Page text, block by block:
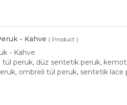
- Kahve ( Product )
- Kahve
peruk, düz sentetik peruk,
ombreli tül peruk, sentetik lace